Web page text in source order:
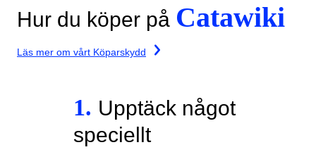
Hur du köper på Catawiki
Läs mer om vårt Köparskydd
1. Upptäck något
speciellt